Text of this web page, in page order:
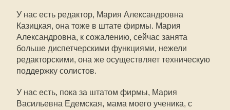
У нас есть редактор, Мария Александровна
Казицкая, она тоже в штате фирмы. Мария
Александровна, к сожалению, сейчас занята
больше диспетчерскими функциями, нежели
редакторскими, она же осуществляет техническую
поддержку солистов.
У нас есть, пока за штатом фирмы, Мария
Васильевна Едемская, мама моего ученика, с